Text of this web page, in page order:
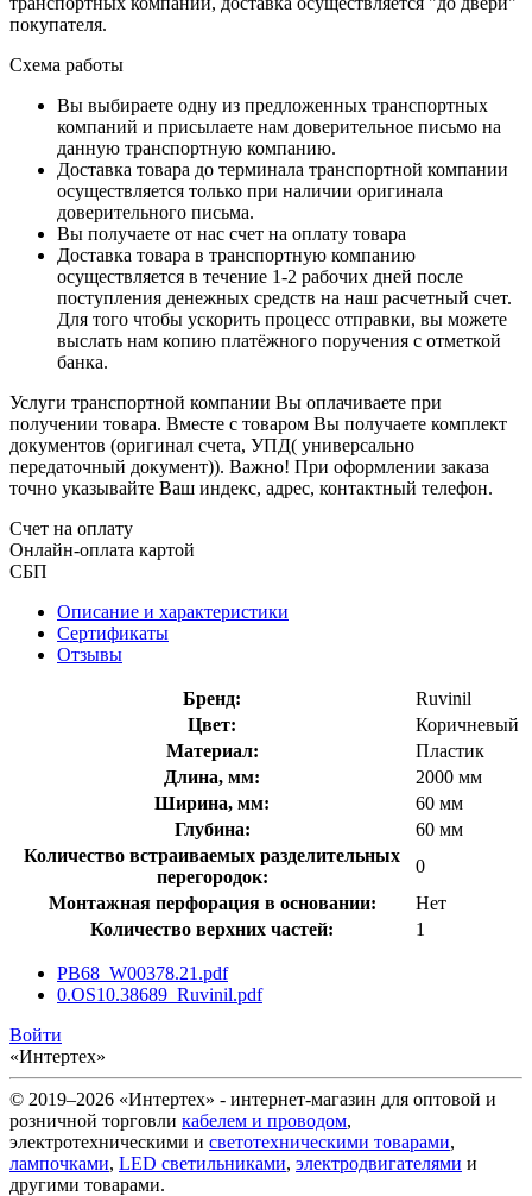
покупателя.
Схема работы
Вы выбираете одну из предложенных транспортных
компаний и присылаете нам доверительное письмо на
данную транспортную компанию.
Доставка товара до терминала транспортной компании
осуществляется только при наличии оригинала
доверительного письма.
Вы получаете от нас счет на оплату товара
Доставка товара в транспортную компанию
осуществляется в течение 1-2 рабочих дней после
поступления денежных средств на наш расчетный счет.
Для того чтобы ускорить процесс отправки, вы можете
выслать нам копию платёжного поручения с отметкой
банка.
Услуги транспортной компании Вы оплачиваете при
получении товара. Вместе с товаром Вы получаете комплект
документов (оригинал счета, УПД( универсально
передаточный документ)). Важно! При оформлении заказа
точно указывайте Ваш индекс, адрес, контактный телефон.
Счет на оплату
Онлайн-оплата картой
СБП
Описание и характеристики
Сертификаты
Отзывы
Бренд:
Ruvinil
Цвет:
Коричневый
Материал:
Пластик
Длина, мм:
2000 мм
Ширина, мм:
60 мм
Глубина:
60 мм
Количество встраиваемых разделительных
перегородок:
0
Монтажная перфорация в основании:
Нет
Количество верхних частей:
1
PB68_W00378.21.pdf
0.OS10.38689_Ruvinil.pdf
Войти
«Интертех»
© 2019–2026 «Интертех» - интернет-магазин для оптовой и
розничной торговли кабелем и проводом,
электротехническими и светотехническими товарами,
лампочками, LED светильниками, электродвигателями и
другими товарами.